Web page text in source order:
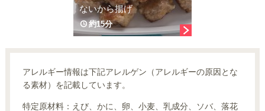
ないから揚げ
約15分
アレルギー情報は下記アレルゲン（アレルギーの原因とな
る素材）を記載しています。
特定原材料：えび、かに、卵、小麦、乳成分、ソバ、落花